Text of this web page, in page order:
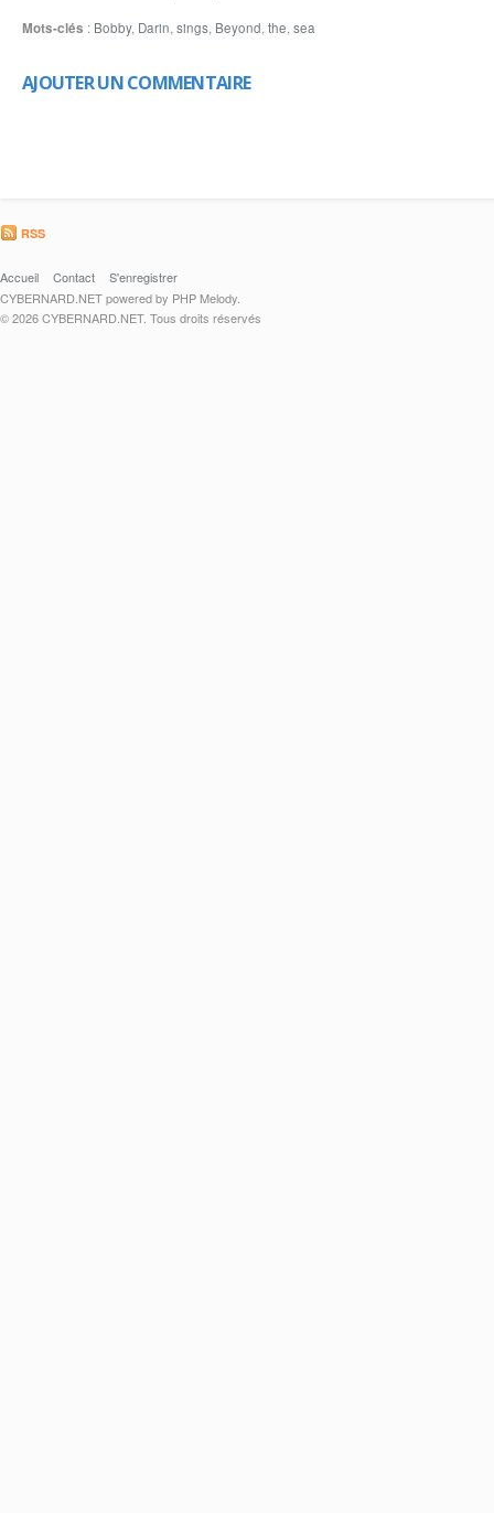
Mots-clés : Bobby, Darin, sings, Beyond, the, sea
AJOUTER UN COMMENTAIRE
RSS
Accueil Contact
S'enregistrer
CYBERNARD.NET powered by PHP Melody.
© 2026 CYBERNARD.NET. Tous droits réservés